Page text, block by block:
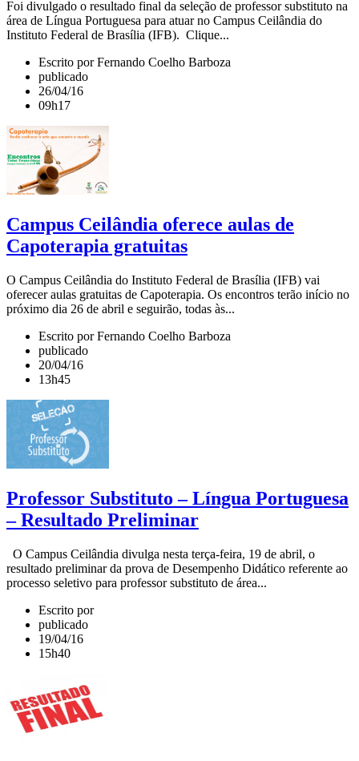
Foi divulgado o resultado final da seleção de professor substituto na
área de Língua Portuguesa para atuar no Campus Ceilândia do
Instituto Federal de Brasília (IFB). Clique...
Escrito por Fernando Coelho Barboza
publicado
26/04/16
09h17
Campus Ceilândia oferece aulas de
Capoterapia gratuitas
O Campus Ceilândia do Instituto Federal de Brasília (IFB) vai
oferecer aulas gratuitas de Capoterapia. Os encontros terão início no
próximo dia 26 de abril e seguirão, todas às...
Escrito por Fernando Coelho Barboza
publicado
20/04/16
13h45
Professor Substituto – Língua Portuguesa
– Resultado Preliminar
O Campus Ceilândia divulga nesta terça-feira, 19 de abril, o
resultado preliminar da prova de Desempenho Didático referente ao
processo seletivo para professor substituto de área...
Escrito por
publicado
19/04/16
15h40